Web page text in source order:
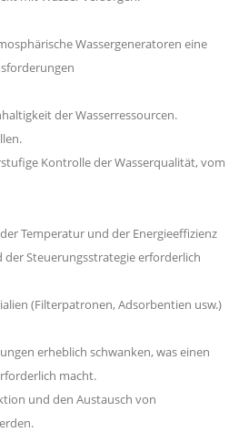
Wassergeneratoren eine
der Wasserressourcen.
Kontrolle der Wasserqualität, vom
Temperatur und der Energieeffizienz
Steuerungsstrategie erforderlich
(Filterpatronen, Adsorbentien usw.)
erheblich schwanken, was einen
macht.
und den Austausch von